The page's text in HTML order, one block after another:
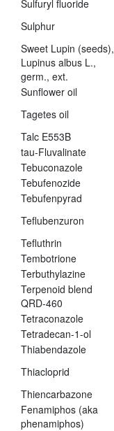
Sulfuryl fluoride
Sulphur
Sweet Lupin (seeds),
Lupinus albus L.,
germ., ext.
Sunflower oil
Tagetes oil
Talc E553B
tau-Fluvalinate
Tebuconazole
Tebufenozide
Tebufenpyrad
Teflubenzuron
Tefluthrin
Tembotrione
Terbuthylazine
Terpenoid blend
QRD-460
Tetraconazole
Tetradecan-1-ol
Thiabendazole
Thiacloprid
Thiencarbazone
Fenamiphos (aka
phenamiphos)